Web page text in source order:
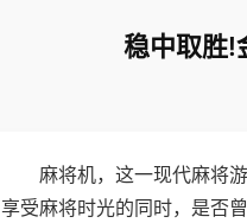
稳中取胜!
麻将机，这一现代麻将
享受麻将时光的同时，是否